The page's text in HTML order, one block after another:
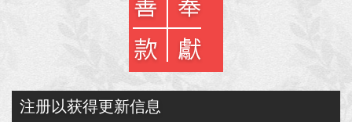
注册以获得更新信息